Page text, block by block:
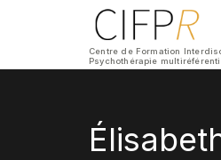
Centre de Formation
Psychothérapie